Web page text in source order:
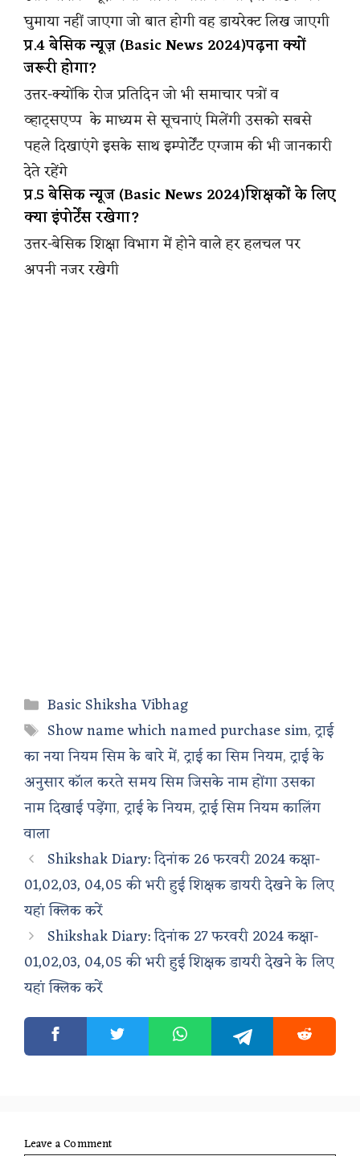
घुमाया नहीं जाएगा जो बात होगी वह डायरेक्ट लिख जाएगी
प्र.4 बेसिक न्यूज़ (Basic News 2024)पढ़ना क्यों
जरूरी होगा?
उत्तर-क्योंकि रोज प्रतिदिन जो भी समाचार पत्रों व
व्हाट्सएप्प के माध्यम से सूचनाएं मिलेंगी उसको सबसे
पहले दिखाएंगे इसके साथ इम्पोर्टेंट एग्जाम की भी जानकारी
देते रहेंगे
प्र.5 बेसिक न्यूज (Basic News 2024)शिक्षकों के लिए
क्या इंपोर्टेंस रखेगा?
उत्तर-बेसिक शिक्षा विभाग में होने वाले हर हलचल पर
अपनी नजर रखेगी
Categories
Basic Shiksha Vibhag
Tags
Show name which named purchase sim,ट्राई
का नया नियम सिम के बारे में,ट्राई का सिम नियम,ट्राई के
अनुसार कॉल करते समय सिम जिसके नाम होंगा उसका
नाम दिखाई पड़ेंगा,ट्राई के नियम,ट्राई सिम नियम कालिंग
वाला
Shikshak Diary: दिनांक 26 फरवरी 2024 कक्षा-
01,02,03, 04,05 की भरी हुई शिक्षक डायरी देखने के लिए
यहां क्लिक करें
Shikshak Diary: दिनांक 27 फरवरी 2024 कक्षा-
01,02,03, 04,05 की भरी हुई शिक्षक डायरी देखने के लिए
यहां क्लिक करें
Leave a Comment